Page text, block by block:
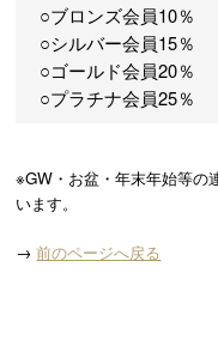
○ブロンズ会員10％
○シルバー会員15％
○ゴールド会員20％
○プラチナ会員25％
※GW・お盆・年末年始等の
います。
→ 前のページへ戻る